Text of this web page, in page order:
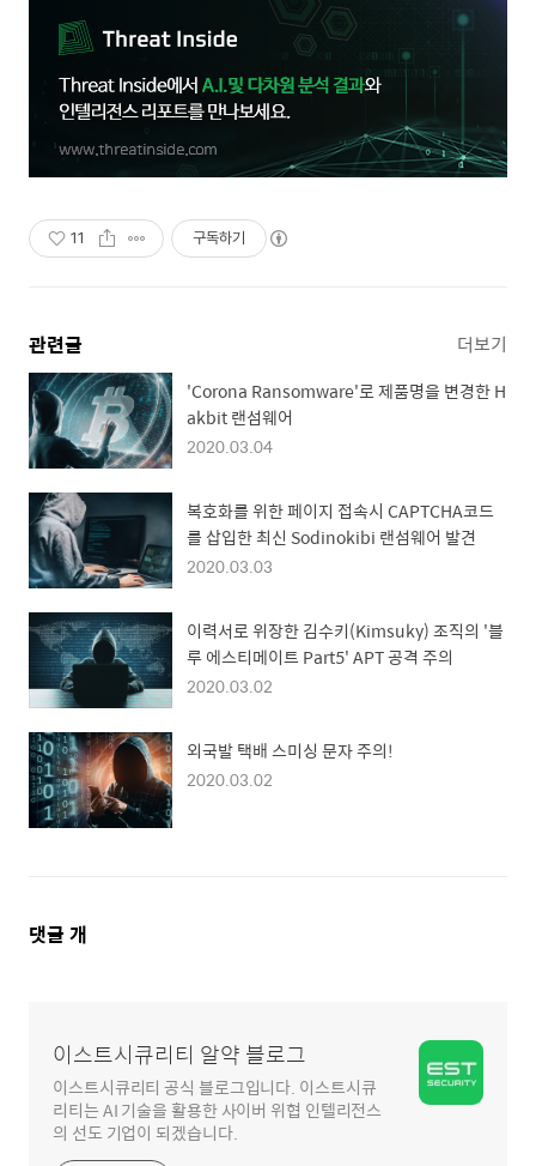
11 구독하기
관련글 더보기
'Corona Ransomware'로 제품명을 변경한 H
akbit 랜섬웨어
2020.03.04
복호화를 위한 페이지 접속시 CAPTCHA코드
를 삽입한 최신 Sodinokibi 랜섬웨어 발견
2020.03.03
이력서로 위장한 김수키(Kimsuky) 조직의 '블
루 에스티메이트 Part5' APT 공격 주의
2020.03.02
외국발 택배 스미싱 문자 주의!
2020.03.02
댓
댓글 개
이스트시큐리티 알약 블로그
이스트시큐리티 공식 블로그입니다. 이스트시큐
리티는 AI 기술을 활용한 사이버 위협 인텔리전스
의 선도 기업이 되겠습니다.